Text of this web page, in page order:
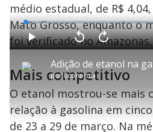
médio estadual, de R$
Mato Grosso, enquanto o
foi verificado no
P
l
porEconomia
P V
a
r
1
0
s
g
u
d
A
a
n
ç
r
0
e
g
n
L
o
a
d
e
3
.
6
%
Mais competitivo
O etanol mostrou-se mais
relação à gasolina em
de 23 a 29 de março. Na